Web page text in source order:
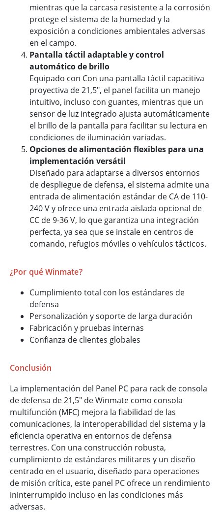
mientras que la carcasa resistente a la corrosión
protege el sistema de la humedad y la
exposición a condiciones ambientales adversas
en el campo.
Pantalla táctil adaptable y control
automático de brillo
Equipado con Con una pantalla táctil capacitiva
proyectiva de 21,5", el panel facilita un manejo
intuitivo, incluso con guantes, mientras que un
sensor de luz integrado ajusta automáticamente
el brillo de la pantalla para facilitar su lectura en
condiciones de iluminación variadas.
Opciones de alimentación flexibles para una
implementación versátil
Diseñado para adaptarse a diversos entornos
de despliegue de defensa, el sistema admite una
entrada de alimentación estándar de CA de 110-
240 V y ofrece una entrada aislada opcional de
CC de 9-36 V, lo que garantiza una integración
perfecta, ya sea que se instale en centros de
comando, refugios móviles o vehículos tácticos.
¿Por qué Winmate?
Cumplimiento total con los estándares de
defensa
Personalización y soporte de larga duración
Fabricación y pruebas internas
Confianza de clientes globales
Conclusión
La implementación del Panel PC para rack de consola
de defensa de 21,5" de Winmate como consola
multifunción (MFC) mejora la fiabilidad de las
comunicaciones, la interoperabilidad del sistema y la
eficiencia operativa en entornos de defensa
terrestres. Con una construcción robusta,
cumplimiento de estándares militares y un diseño
centrado en el usuario, diseñado para operaciones
de misión crítica, este panel PC ofrece un rendimiento
ininterrumpido incluso en las condiciones más
adversas.